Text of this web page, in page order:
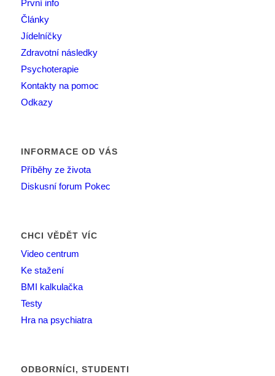
První info
Články
Jídelníčky
Zdravotní následky
Psychoterapie
Kontakty na pomoc
Odkazy
INFORMACE OD VÁS
Příběhy ze života
Diskusní forum Pokec
CHCI VĚDĚT VÍC
Video centrum
Ke stažení
BMI kalkulačka
Testy
Hra na psychiatra
ODBORNÍCI, STUDENTI